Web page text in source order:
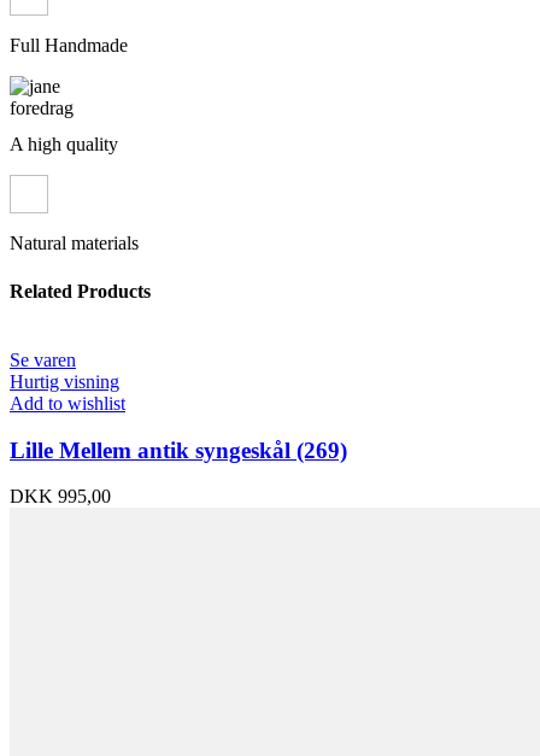
Full Handmade
A high quality
Natural materials
Related Products
Se varen
Hurtig visning
Add to wishlist
Lille Mellem antik syngeskål (269)
DKK 995,00